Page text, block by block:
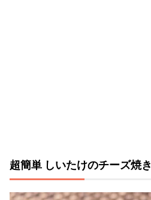
超簡単 しいたけのチーズ焼き